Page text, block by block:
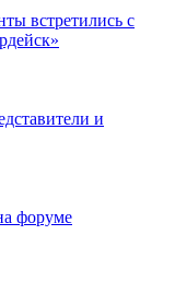
встретились с
и
форуме